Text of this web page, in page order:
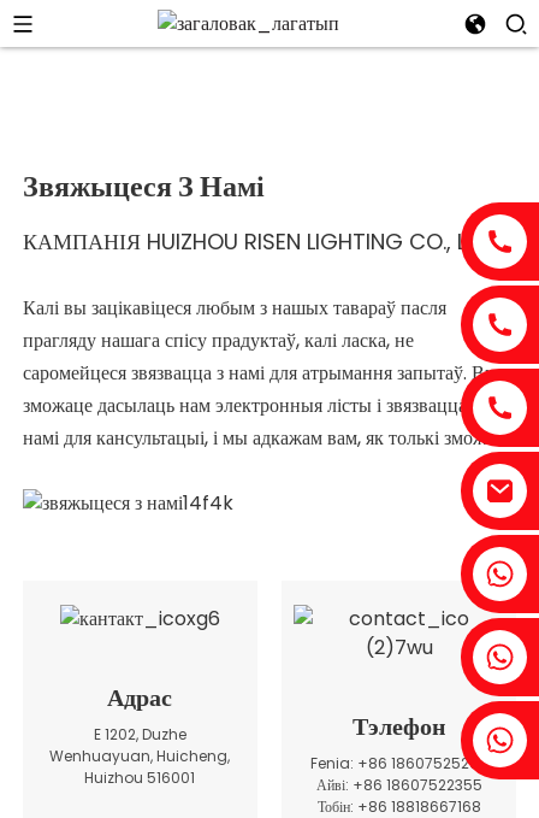
Айві: +86 18607522355
Тобін: +86 18818667168
Звяжыцеся З Намі
КАМПАНІЯ HUIZHOU RISEN LIGHTING CO., LTD.
Калі вы зацікавіцеся любым з нашых тавараў пасля
прагляду нашага спісу прадуктаў, калі ласка, не
саромейцеся звязвацца з намі для атрымання запытаў. Вы
зможаце дасылаць нам электронныя лісты і звязвацца з
намі для кансультацыі, і мы адкажам вам, як толькі зможам.
Адрас
E 1202, Duzhe
Wenhuayuan, Huicheng,
Huizhou 516001
Тэлефон
Fenia: +86 18607525299
Айві: +86 18607522355
Тобін: +86 18818667168